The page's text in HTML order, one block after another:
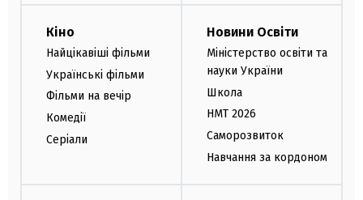
Кіно
Найцікавіші фільми
Українські фільми
Фільми на вечір
Комедії
Серіали
Новини Освіти
Міністерство освіти та
науки України
Школа
НМТ 2026
Саморозвиток
Навчання за кордоном